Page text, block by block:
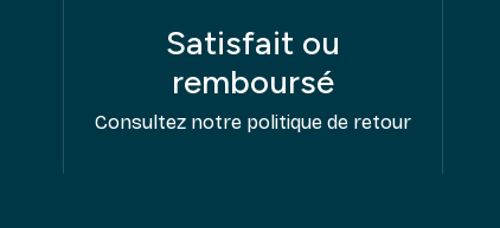
Satisfait ou
remboursé
Consultez notre politique de retour